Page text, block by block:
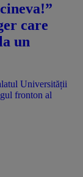
care
un
Universității
fronton al